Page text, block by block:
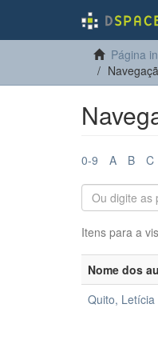
Página
0-9 A B C
Itens para a
Nome dos
Quito, Letícia